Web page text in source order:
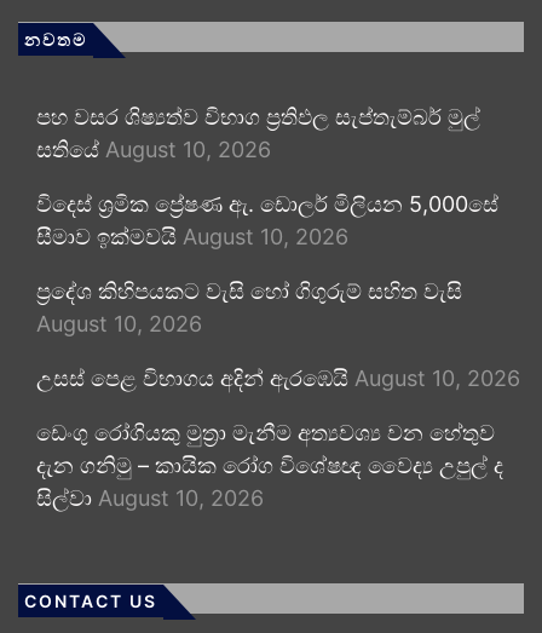
නවතම
පහ වසර ශිෂ්‍යත්ව විභාග ප්‍රතිඵල සැප්තැම්බර් මුල්
සතියේ August 10, 2026
විදෙස් ශ්‍රමික ප්‍රේෂණ ඇ. ඩොලර් මිලියන 5,000සේ
සීමාව ඉක්මවයි August 10, 2026
ප්‍රදේශ කිහිපයකට වැසි හෝ ගිගුරුම් සහිත වැසි
August 10, 2026
උසස් පෙළ විභාගය අදින් ඇරඹෙයි August 10, 2026
ඩෙංගු රෝගියකු ⁣මුත්‍රා මැනීම අත්‍යවශ්‍ය වන හේතුව
දැන ගනිමු – කායික රෝග විශේෂඥ වෛද්‍ය උපුල් ද
සිල්වා August 10, 2026
CONTACT US